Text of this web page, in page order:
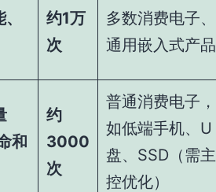
约1万
次
多数消费电子、
通用嵌入式产品
和
约
3000
次
普通消费电子，
如低端手机、U
盘、SSD（需主
控优化）